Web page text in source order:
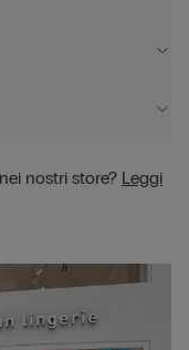
nostri store? Leggi